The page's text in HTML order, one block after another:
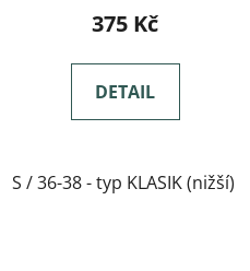
375 Kč
DETAIL
S / 36-38 - typ KLASIK (nižší)